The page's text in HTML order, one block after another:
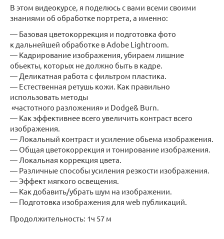
В этом видеокурсе, я поделюсь с вами всеми своими
знаниями об обработке портрета, а именно:
— Базовая цветокоррекция и подготовка фото
к дальнейшей обработке в Adobe Lightroom.
— Кадрирование изображения, убираем лишние
обьекты, которых не должно быть в кадре.
— Деликатная работа с фильтром пластика.
— Естественная ретушь кожи. Как правильно
использовать методы
«частотного разложения» и Dodge& Burn.
— Как эффективнее всего увеличить контраст всего
изображения.
— Локальный контраст и усиление обьема изображения.
— Общая цветокоррекция и тонирование изображения.
— Локальная коррекция цвета.
— Различные способы усиления резкости изображения.
— Эффект мягкого освещения.
— Как добавить/убрать шум на изображении.
— Подготовка изображения для web публикаций.
Продолжительность: 1ч 57 м